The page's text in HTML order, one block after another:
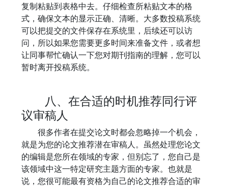
复制粘贴到表格中去。仔细检查所粘贴文本的格
式，确保文本的显示正确、清晰。大多数投稿系统
可以把提交的文件保存在系统里，后续还可以访
问，所以如果您需要更多时间来准备文件，或者想
让同事帮忙确认一下您对期刊指南的理解，您可以
暂时离开投稿系统。
八、在合适的时机推荐同行评
议审稿人
很多作者在提交论文时都会忽略掉一个机会，
就是为您的论文推荐潜在审稿人。虽然处理您论文
的编辑是您所在领域的专家，但别忘了，您自己是
该领域中这一特定研究主题方面的专家。也就是
说，您很可能最有资格为自己的论文推荐合适的审